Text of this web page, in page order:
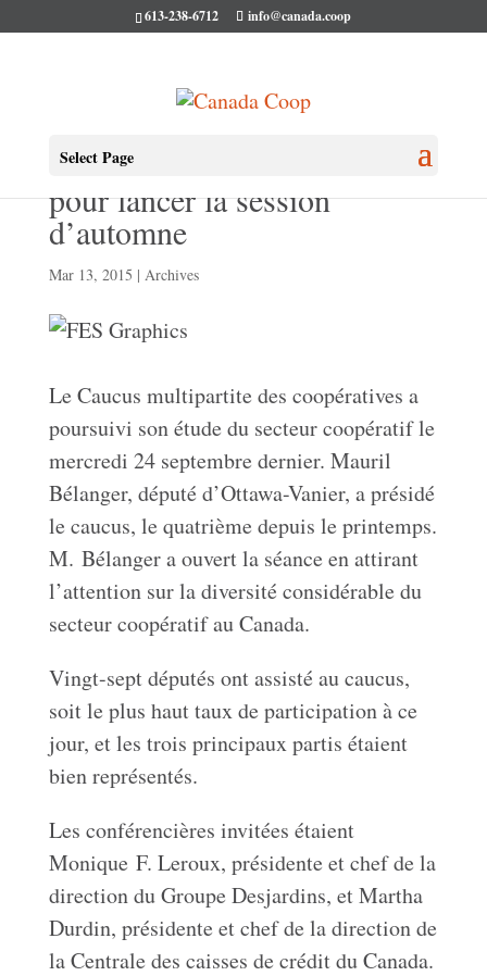
613-238-6712 info@canada.coop
Select Page
Le Caucus coop se réunit
pour lancer la session
d’automne
Mar 13, 2015 | Archives
Le Caucus multipartite des coopératives a
poursuivi son étude du secteur coopératif le
mercredi 24 septembre dernier. Mauril
Bélanger, député d’Ottawa-Vanier, a présidé
le caucus, le quatrième depuis le printemps.
M. Bélanger a ouvert la séance en attirant
l’attention sur la diversité considérable du
secteur coopératif au Canada.
Vingt-sept députés ont assisté au caucus,
soit le plus haut taux de participation à ce
jour, et les trois principaux partis étaient
bien représentés.
Les conférencières invitées étaient
Monique F. Leroux, présidente et chef de la
direction du Groupe Desjardins, et Martha
Durdin, présidente et chef de la direction de
la Centrale des caisses de crédit du Canada.